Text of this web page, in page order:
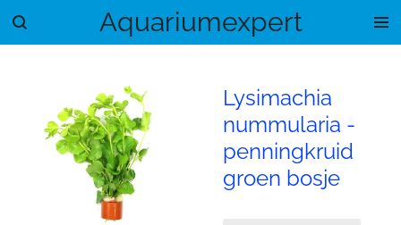
Ga
Aquariumexpert
Lysimachia
nummularia -
penningkruid
groen bosje